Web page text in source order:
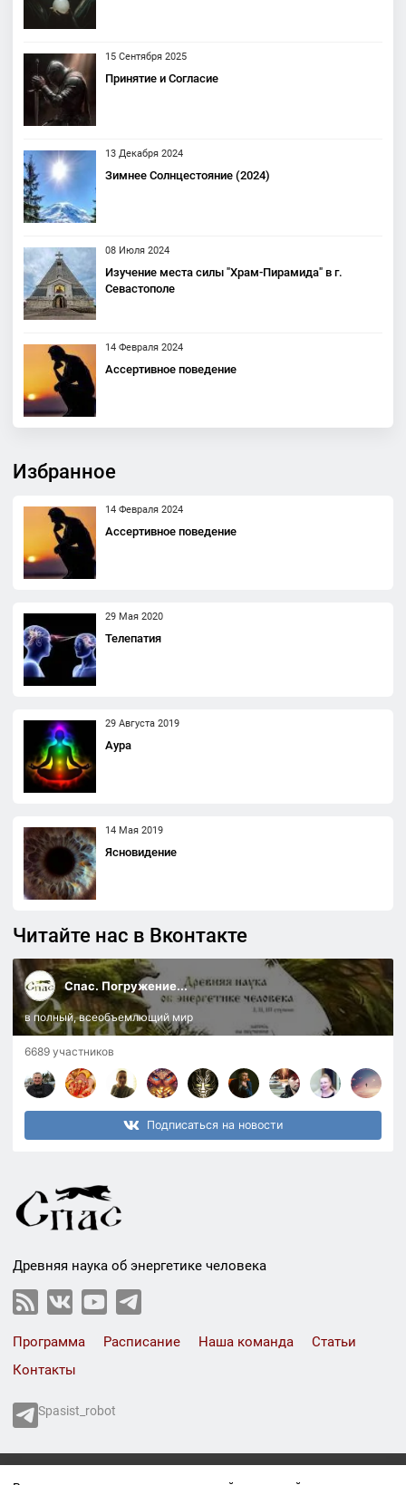
15 Сентября 2025
Принятие и Согласие
13 Декабря 2024
Зимнее Солнцестояние (2024)
08 Июля 2024
Изучение места силы "Храм-Пирамида" в г.
Севастополе
14 Февраля 2024
Ассертивное поведение
Избранное
14 Февраля 2024
Ассертивное поведение
29 Мая 2020
Телепатия
29 Августа 2019
Аура
14 Мая 2019
Ясновидение
Читайте нас в Вконтакте
Спас. Погружение...
в полный, всеобъемлющий мир
6689 участников
Подписаться на новости
Древняя наука об энергетике человека
Программа Расписание Наша команда
Статьи
Контакты
Spasist_robot